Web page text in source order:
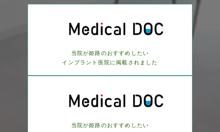
当院が姫路のおすすめしたい
インプラント医院に掲載されました
当院が姫路のおすすめしたい